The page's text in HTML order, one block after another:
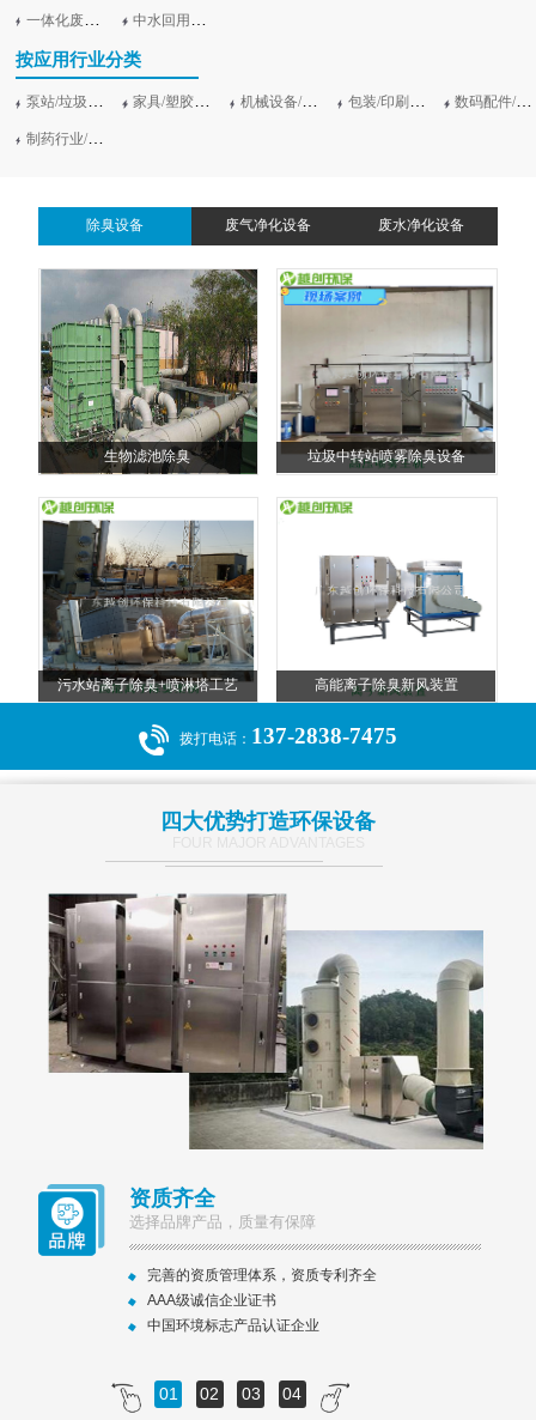
一体化废水处理设备 中水回用净化设备
按应用行业分类
泵站/垃圾站/污水站 家具/塑胶行业 机械设备/电子行业 包装/印刷行业 数码配件/汽车零部件加工
制药行业/食品行业
除臭设备 废气净化设备 废水净化设备
生物滤池除臭 垃圾中转站喷雾除臭设备
污水站离子除臭+喷淋塔工艺 高能离子除臭新风装置
拨打电话： 137-2838-7475
四大优势打造环保设备
资质齐全
选择品牌产品，质量有保障
完善的资质管理体系，资质专利齐全
AAA级诚信企业证书
中国环境标志产品认证企业
01 02 03 04